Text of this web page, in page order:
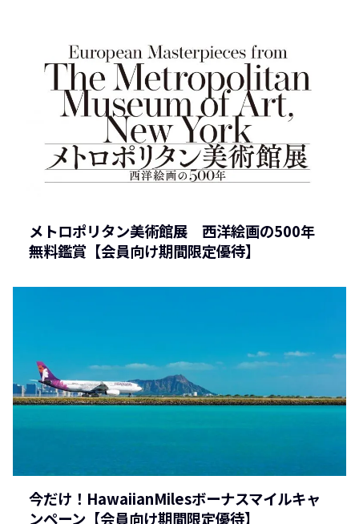
メトロポリタン美術館展 西洋絵画の500年
無料鑑賞【会員向け期間限定優待】
今だけ！HawaiianMilesボーナスマイルキャ
ンペーン【会員向け期間限定優待】